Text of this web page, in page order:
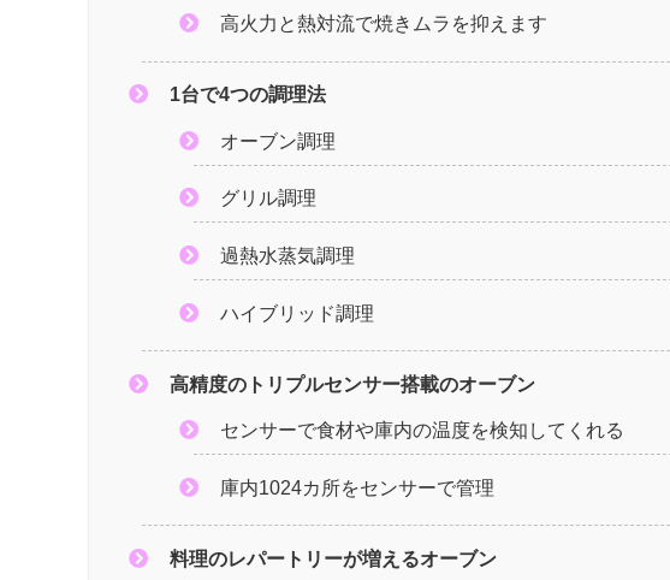
高火力と熱対流で焼きムラを抑えます
1台で4つの調理法
オーブン調理
グリル調理
過熱水蒸気調理
ハイブリッド調理
高精度のトリプルセンサー搭載のオーブン
センサーで食材や庫内の温度を検知してくれる
庫内1024カ所をセンサーで管理
料理のレパートリーが増えるオーブン